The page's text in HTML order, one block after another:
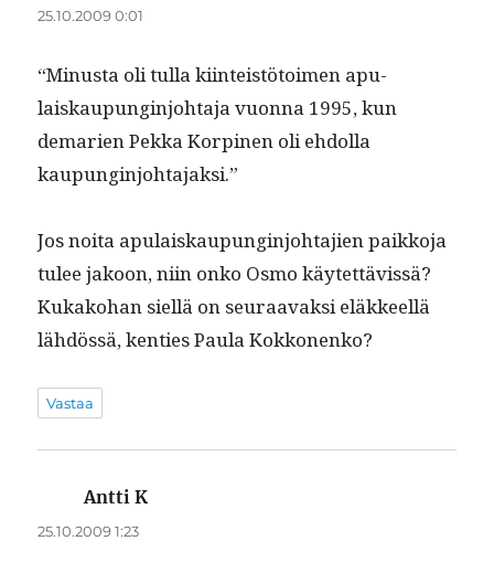
25.10.2009 0:01
“Minus­ta oli tul­la kiin­teistö­toimen apu­
laiskaupung­in­jo­hta­ja vuon­na 1995, kun
demarien Pekka Kor­pinen oli ehdol­la
kaupunginjohtajaksi.”
Jos noi­ta apu­laiskaupung­in­jo­hta­jien paikko­ja
tulee jakoon, niin onko Osmo käytet­tävis­sä?
Kukako­han siel­lä on seu­raavak­si eläk­keel­lä
lähdössä, ken­ties Paula Kokkonenko?
Vastaa
Antti K
25.10.2009 1:23